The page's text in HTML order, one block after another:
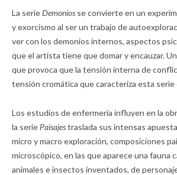
La serieDemonios se convierte en un
y exorcismo al ser un trabajo de
ver con los demonios internos, aspectos
que el artista tiene que domar y encauzar.
que provoca que la tensión interna de
tensión cromática que caracteriza esta
Los estudios de enfermería influyen en la
la serie Paisajestraslada sus intensas
micro y macro exploración, composiciones
microscópico, en las que aparece una fauna
animales e insectos inventados, de